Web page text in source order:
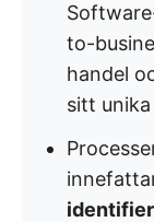
to-
handel
sitt